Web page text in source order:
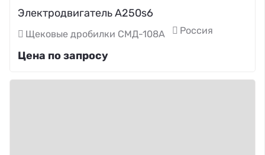
Электродвигатель A250s6
Щековые дробилки СМД-108А Россия
Цена по запросу